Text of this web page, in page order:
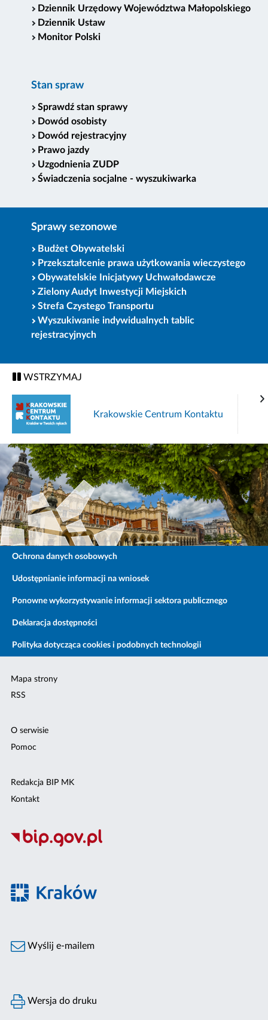
Dziennik Urzędowy Województwa Małopolskiego
Dziennik Ustaw
Monitor Polski
Stan spraw
Sprawdź stan sprawy
Dowód osobisty
Dowód rejestracyjny
Prawo jazdy
Uzgodnienia ZUDP
Świadczenia socjalne - wyszukiwarka
Sprawy sezonowe
Budżet Obywatelski
Przekształcenie prawa użytkowania wieczystego
Obywatelskie Inicjatywy Uchwałodawcze
Zielony Audyt Inwestycji Miejskich
Strefa Czystego Transportu
Wyszukiwanie indywidualnych tablic
rejestracyjnych
WSTRZYMAJ
Krakowskie Centrum Kontaktu
Ochrona danych osobowych
Udostępnianie informacji na wniosek
Ponowne wykorzystywanie informacji sektora publicznego
Deklaracja dostępności
Polityka dotycząca cookies i podobnych technologii
Mapa strony
RSS
O serwisie
Pomoc
Redakcja BIP MK
Kontakt
Wyślij e-mailem
Wersja do druku